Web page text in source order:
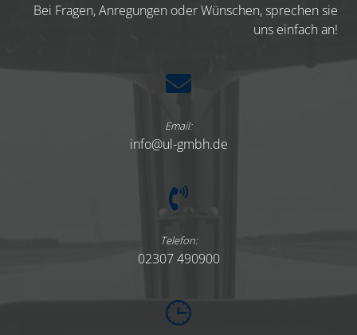
Bei Fragen, Anregungen oder Wünschen, sprechen sie
uns einfach an!
Email:
info@ul-gmbh.de
Telefon:
02307 490900